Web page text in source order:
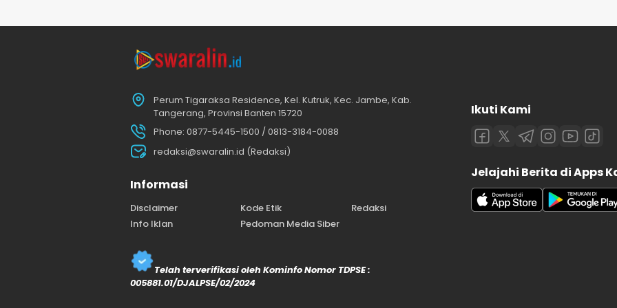
Perum Tigaraksa Residence, Kel. Kutruk, Kec. Jambe, Kab.
Tangerang, Provinsi Banten 15720
Phone: 0877-5445-1500 / 0813-3184-0088
redaksi@swaralin.id (Redaksi)
Informasi
Disclaimer Kode Etik
Redaksi
Info Iklan
Pedoman Media Siber
Telah terverifikasi oleh Kominfo Nomor TDPSE :
005881.01/DJALPSE/02/2024
Ikuti Kami
Jelajahi Berita di Apps